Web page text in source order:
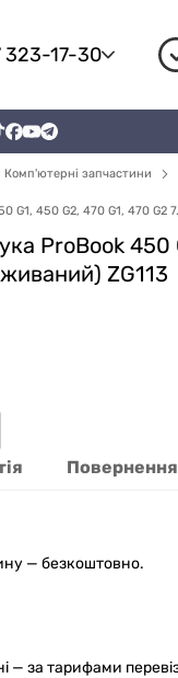
323-17-30
Комп'ютерні запчастини
G1, 450 G2, 470 G1, 470
ProBook 450
ZG113
Повернення
— безкоштовно.
— за тарифами